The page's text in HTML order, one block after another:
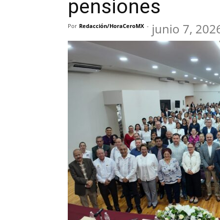
pensiones
Por Redacción/HoraCeroMX - junio 7,